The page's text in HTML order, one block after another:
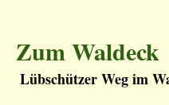
Zum Waldeck
Lübschützer Weg im